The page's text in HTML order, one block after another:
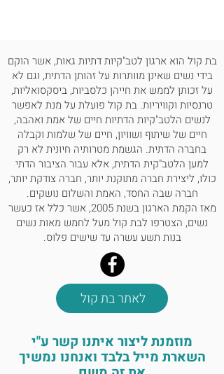
בת קול הוא ארגון לטב"קיות דתיות גאות, אשר הוקם
בידי נשים שאינן מוותרות על זהותן הדתית, וגם לא
על זכותן לממש את חייהן כלסביות, ביסקסואליות,
טרנסיות וקוויריות. בת קול פועלת על מנת לאפשר
לנשים הלטב"קיות הדתיות חיים של אמת ואהבה,
חיים של שיתוף ושוויון, חיים של שלמות וקבלה
בחברה הדתית. הגשמת מטרותיה חיונית לא רק
למען הלטב"קית הדתית, אלא עבור הציבור הדתי
כולו, ליצירת חברה מתוקנת יותר, חברה צודקת יותר,
חברה שבה החסד, האמת והשלום נושקים.
מאז הקמת הארגון בשנת 2005, אשר כלל אז כעשר
נשים, הצטרפו לבת קול מעל לחמש מאות נשים
בנות תשע עשרה עד שישים פלוס.
לאתר בת קול
מוזמנת ליצור איתנו קשר ע"י
השארת מייל בלבד ואנחנו נמשיך